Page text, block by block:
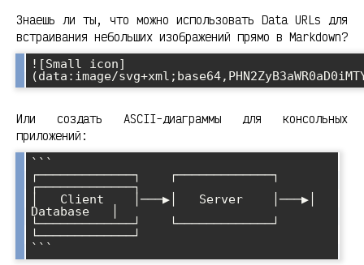
Знаешь ли ты, что можно использовать Data URLs для
встраивания небольших изображений прямо в Markdown?
![Small icon]
(data:image/
Или создать ASCII-диаграммы для консольных
приложений:
```
┌─────────────┐    ┌─────────────┐
┌─────────────┐
│   Client    │───▶│   Server    │───▶│
Database   │
└─────────────┘    └─────────────┘
└─────────────┘
```